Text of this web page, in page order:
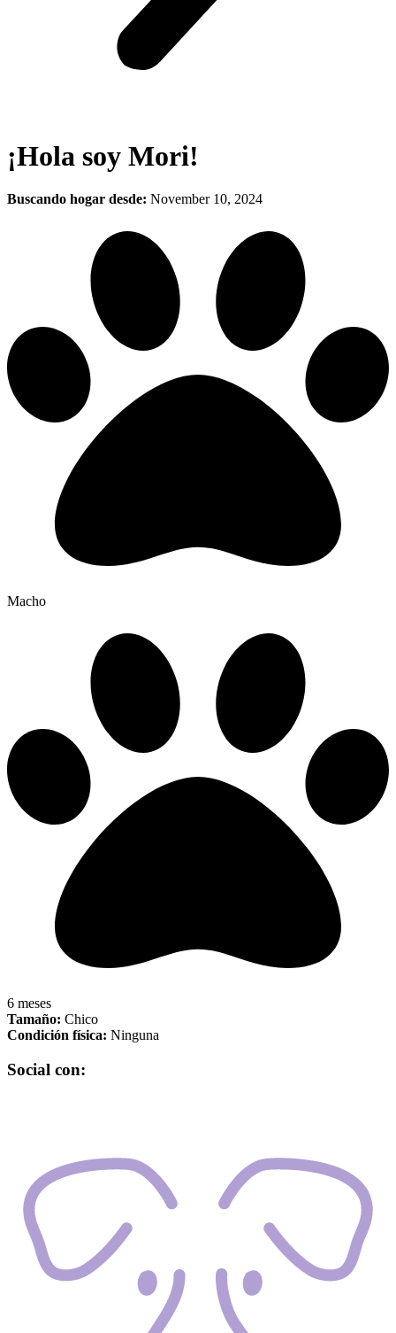
¡Hola soy Mori!
Buscando hogar desde: November 10, 2024
Macho
6 meses
Tamaño: Chico
Condición física: Ninguna
Social con: